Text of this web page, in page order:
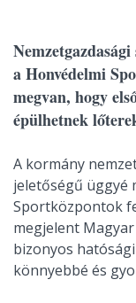
a Honvédelmi
megvan, hogy
épülhetnek
A kormány
jeletőségű üggyé
Sportközpontok
megjelent
bizonyos
könnyebbé és